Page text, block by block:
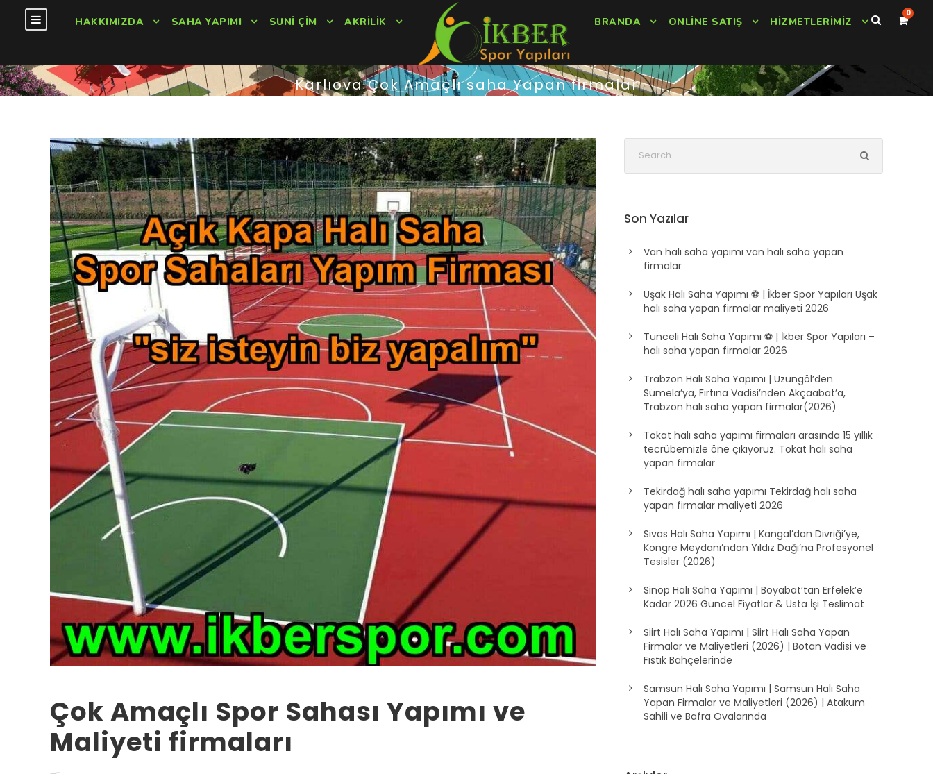
HAKKIMIZDA SAHA YAPIMI SUNI ÇIM AKRILIK BRANDA ONLINE SATIŞ HIZMETLERIMIZ
0
Karlıova Çok Amaçlı saha Yapan firmalar
Çok Amaçlı Spor Sahası Yapımı ve
Maliyeti firmaları
Son Yazılar
Van halı saha yapımı van halı saha yapan
firmalar
Uşak Halı Saha Yapımı ⚽ | İkber Spor Yapıları Uşak
halı saha yapan firmalar maliyeti 2026
Tunceli Halı Saha Yapımı ⚽ | İkber Spor Yapıları –
halı saha yapan firmalar 2026
Trabzon Halı Saha Yapımı | Uzungöl’den
Sümela’ya, Fırtına Vadisi’nden Akçaabat’a,
Trabzon halı saha yapan firmalar(2026)
Tokat halı saha yapımı firmaları arasında 15 yıllık
tecrübemizle öne çıkıyoruz. Tokat halı saha
yapan firmalar
Tekirdağ halı saha yapımı Tekirdağ halı saha
yapan firmalar maliyeti 2026
Sivas Halı Saha Yapımı | Kangal’dan Divriği’ye,
Kongre Meydanı’ndan Yıldız Dağı’na Profesyonel
Tesisler (2026)
Sinop Halı Saha Yapımı | Boyabat’tan Erfelek’e
Kadar 2026 Güncel Fiyatlar & Usta İşi Teslimat
Siirt Halı Saha Yapımı | Siirt Halı Saha Yapan
Firmalar ve Maliyetleri (2026) | Botan Vadisi ve
Fıstık Bahçelerinde
Samsun Halı Saha Yapımı | Samsun Halı Saha
Yapan Firmalar ve Maliyetleri (2026) | Atakum
Sahili ve Bafra Ovalarında